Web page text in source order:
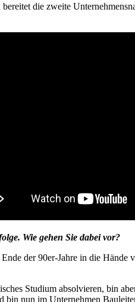
die zweite
Wie gehen Sie dabei vor?
der 90er-Jahre in die
Studium absolvieren, bin
bin nun im Unternehmen